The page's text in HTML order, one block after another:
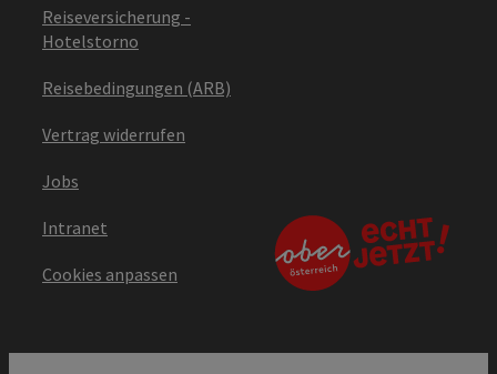
Reiseversicherung -
Hotelstorno
Reisebedingungen (ARB)
Vertrag widerrufen
Jobs
Intranet
Cookies anpassen